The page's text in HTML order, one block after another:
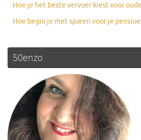
Hoe je het beste vervoer kiest voor
Hoe begin je met sparen voor je
50enzo